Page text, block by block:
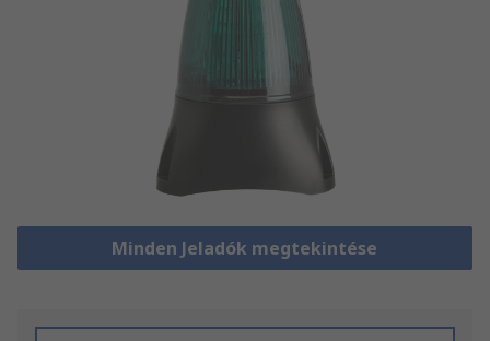
Minden Jeladók megtekintése